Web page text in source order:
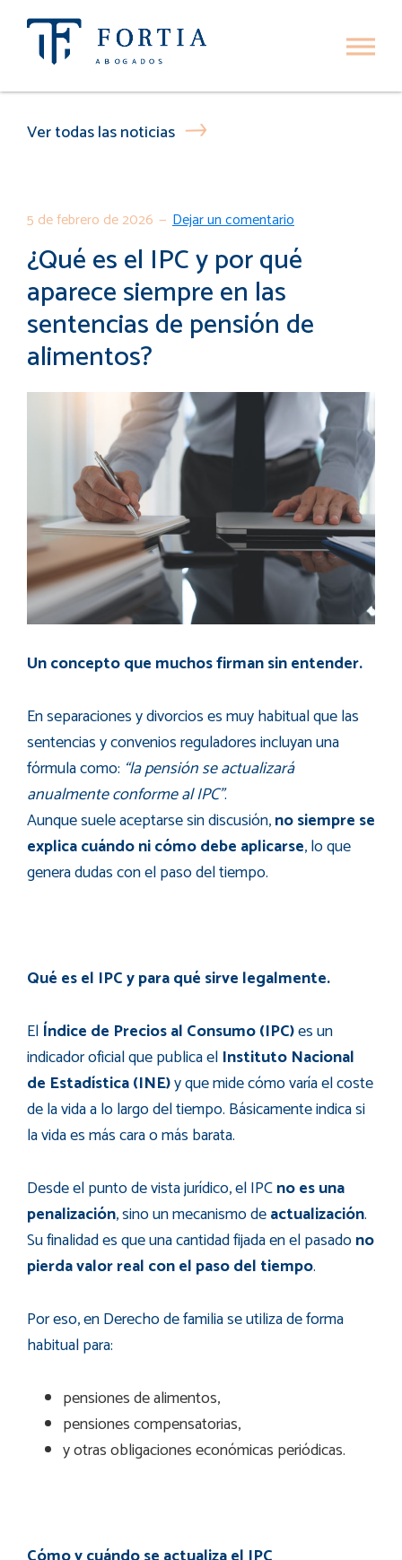
navegación
principal
contenido
principal
Fortia
Abogados
Ver todas las noticias
¿Qué es el IPC y por qué
aparece siempre en las
sentencias de pensión de
alimentos?
5 de febrero de 2026 Dejar un comentario
Un concepto que muchos firman sin entender.
En separaciones y divorcios es muy habitual que las
sentencias y convenios reguladores incluyan una
fórmula como: “la pensión se actualizará
anualmente conforme al IPC”.
Aunque suele aceptarse sin discusión,no siempre se
explica cuándo ni cómo debe aplicarse, lo que
genera dudas con el paso del tiempo.
Qué es el IPC y para qué sirve legalmente.
El Índice de Precios al Consumo (IPC)es un
indicador oficial que publica el Instituto Nacional
de Estadística (INE)y que mide cómo varía el coste
de la vida a lo largo del tiempo. Básicamente indica si
la vida es más cara o más barata.
Desde el punto de vista jurídico, el IPCno es una
penalización, sino un mecanismo deactualización.
Su finalidad es que una cantidad fijada en el pasadono
pierda valor real con el paso del tiempo.
Por eso, en Derecho de familia se utiliza de forma
habitual para:
pensiones de alimentos,
pensiones compensatorias,
y otras obligaciones económicas periódicas.